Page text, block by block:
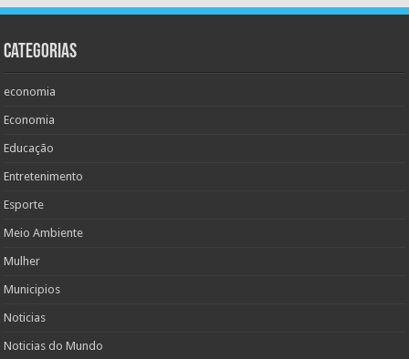
Categorias
economia
Economia
Educação
Entretenimento
Esporte
Meio Ambiente
Mulher
Municipios
Noticias
Noticias do Mundo